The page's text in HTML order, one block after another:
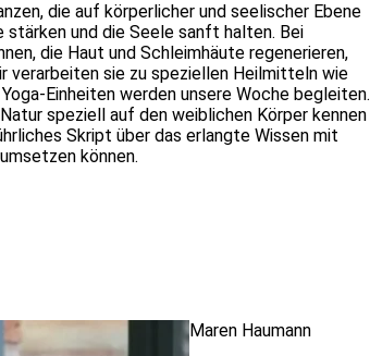
die auf körperlicher und seelischer Ebene
stärken und die Seele sanft halten. Bei
die Haut und Schleimhäute regenerieren,
verarbeiten sie zu speziellen Heilmitteln wie
Einheiten werden unsere Woche begleiten.
speziell auf den weiblichen Körper kennen
Skript über das erlangte Wissen mit
können.
Maren Haumann